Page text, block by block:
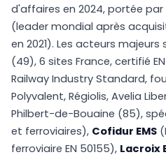
d'affaires en 2024, portée
(leader mondial après
en 2021). Les acteurs majeurs
(49), 6 sites France, certifié
Railway Industry Standard,
Polyvalent, Régiolis, Avelia
Philbert-de-Bouaine (85),
et ferroviaires), Cofidur EMS
ferroviaire EN 50155), Lacroix